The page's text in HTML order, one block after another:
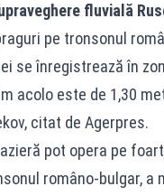
fluvială
pe tronsonul
se înregistrează în
acolo este de 1,30
citat de Agerpres.
pot opera pe
româno-bulgar,